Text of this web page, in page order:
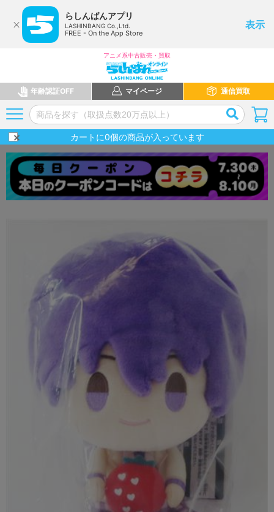
らしんばんアプリ
LASHINBANG Co.,Ltd.
FREE - On the App Store
表示
アニメ系中古販売・買取
年齢認証OFF マイページ 通信買取
カートに0個の商品が入っています